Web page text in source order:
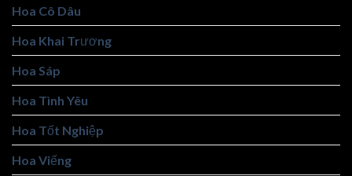
Hoa Cô Dâu
Hoa Khai Trương
Hoa Sáp
Hoa Tình Yêu
Hoa Tốt Nghiệp
Hoa Viếng